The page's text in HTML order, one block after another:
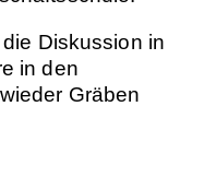
Diskussion in
in den
Gräben